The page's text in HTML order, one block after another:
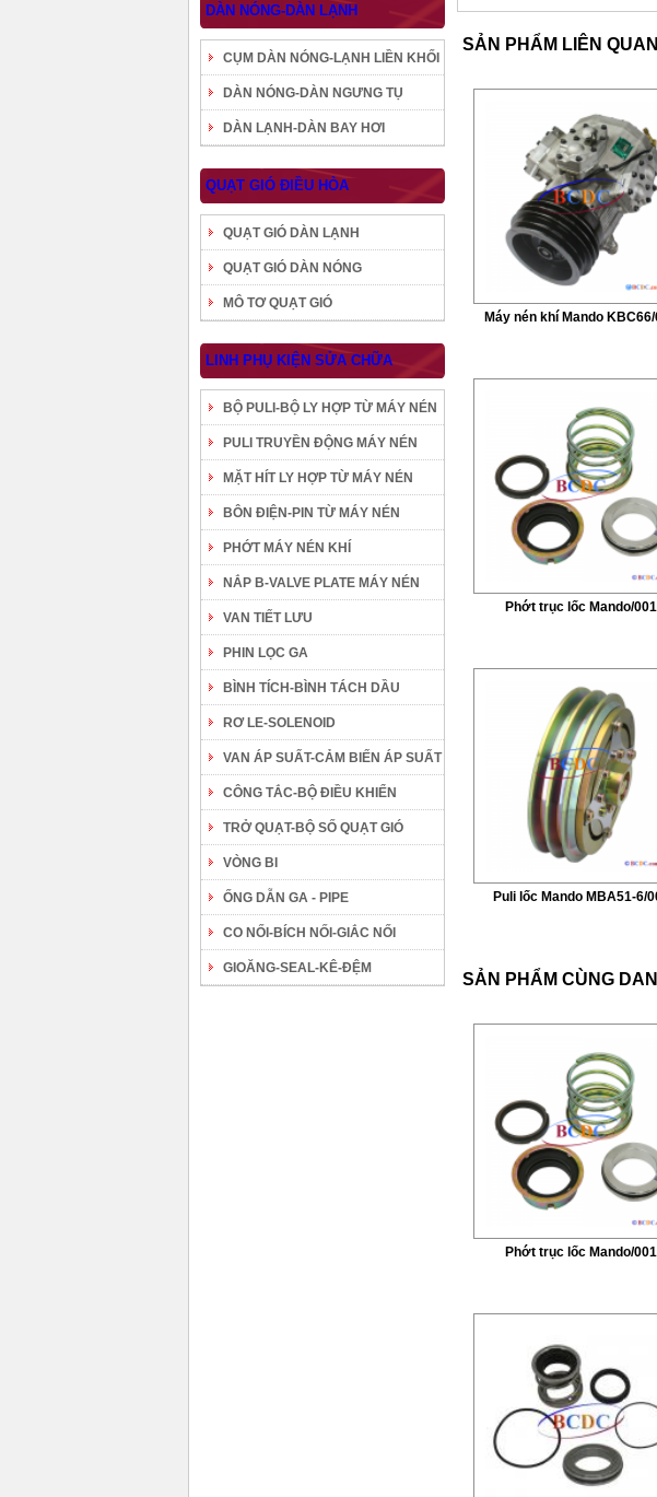
DÀN NÓNG-DÀN LẠNH
CỤM DÀN NÓNG-LẠNH LIỀN KHỐI
DÀN NÓNG-DÀN NGƯNG TỤ
DÀN LẠNH-DÀN BAY HƠI
QUẠT GIÓ ĐIỀU HÒA
QUẠT GIÓ DÀN LẠNH
QUẠT GIÓ DÀN NÓNG
MÔ TƠ QUẠT GIÓ
LINH PHỤ KIỆN SỬA CHỮA
BỘ PULI-BỘ LY HỢP TỪ MÁY NÉN
PULI TRUYỀN ĐỘNG MÁY NÉN
MẶT HÍT LY HỢP TỪ MÁY NÉN
BÔN ĐIỆN-PIN TỪ MÁY NÉN
PHỚT MÁY NÉN KHÍ
NẮP B-VALVE PLATE MÁY NÉN
VAN TIẾT LƯU
PHIN LỌC GA
BÌNH TÍCH-BÌNH TÁCH DẦU
RƠ LE-SOLENOID
VAN ÁP SUẤT-CẢM BIẾN ÁP SUẤT
CÔNG TẮC-BỘ ĐIỀU KHIỂN
TRỞ QUẠT-BỘ SỐ QUẠT GIÓ
VÒNG BI
ỐNG DẪN GA - PIPE
CO NỐI-BÍCH NỐI-GIẮC NỐI
GIOĂNG-SEAL-KÊ-ĐỆM
SẢN PHẨM LIÊN
Máy nén khí Mando
Phớt trục lốc Mando/
Puli lốc Mando MBA51-6/
SẢN PHẨM CÙNG
Phớt trục lốc Mando/